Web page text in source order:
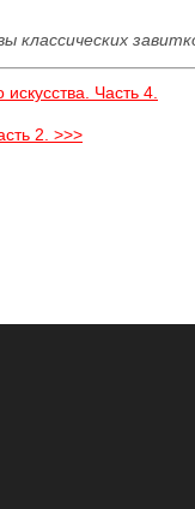
искусства. Часть 4.
2. >>>